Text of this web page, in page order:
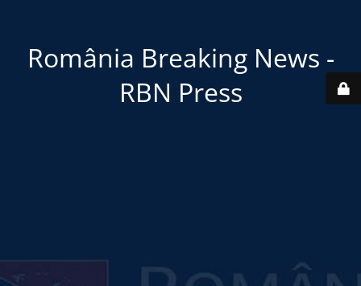
România Breaking News -
RBN Press